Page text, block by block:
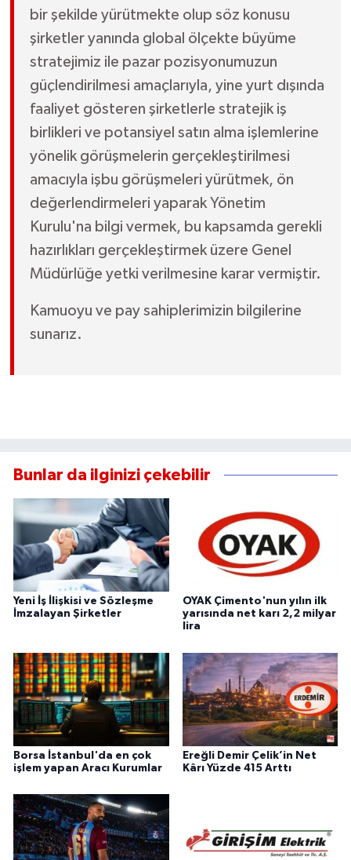
bir şekilde yürütmekte olup söz konusu
şirketler yanında global ölçekte büyüme
stratejimiz ile pazar pozisyonumuzun
güçlendirilmesi amaçlarıyla, yine yurt dışında
faaliyet gösteren şirketlerle stratejik iş
birlikleri ve potansiyel satın alma işlemlerine
yönelik görüşmelerin gerçekleştirilmesi
amacıyla işbu görüşmeleri yürütmek, ön
değerlendirmeleri yaparak Yönetim
Kurulu'na bilgi vermek, bu kapsamda gerekli
hazırlıkları gerçekleştirmek üzere Genel
Müdürlüğe yetki verilmesine karar vermiştir.
Kamuoyu ve pay sahiplerimizin bilgilerine
sunarız.
Bunlar da ilginizi çekebilir
Yeni İş İlişkisi ve Sözleşme
İmzalayan Şirketler
OYAK Çimento'nun yılın ilk
yarısında net karı 2,2 milyar
lira
Borsa İstanbul'da en çok
işlem yapan Aracı Kurumlar
Ereğli Demir Çelik’in Net
Kârı Yüzde 415 Arttı